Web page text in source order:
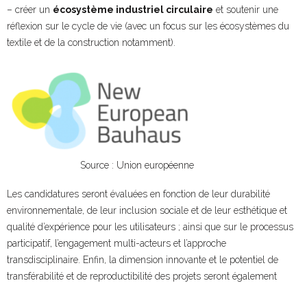
– créer un écosystème industriel circulaire et soutenir une
réflexion sur le cycle de vie (avec un focus sur les écosystèmes du
textile et de la construction notamment).
Source : Union européenne
Les candidatures seront évaluées en fonction de leur durabilité
environnementale, de leur inclusion sociale et de leur esthétique et
qualité d’expérience pour les utilisateurs ; ainsi que sur le processus
participatif, l’engagement multi-acteurs et l’approche
transdisciplinaire. Enfin, la dimension innovante et le potentiel de
transférabilité et de reproductibilité des projets seront également